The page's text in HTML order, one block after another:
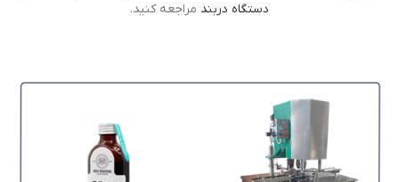
دستگاه دربند مراجعه کنید.